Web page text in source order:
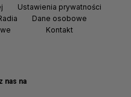
nas na
Ustawienia prywatności
Dane osobowe
Kontakt